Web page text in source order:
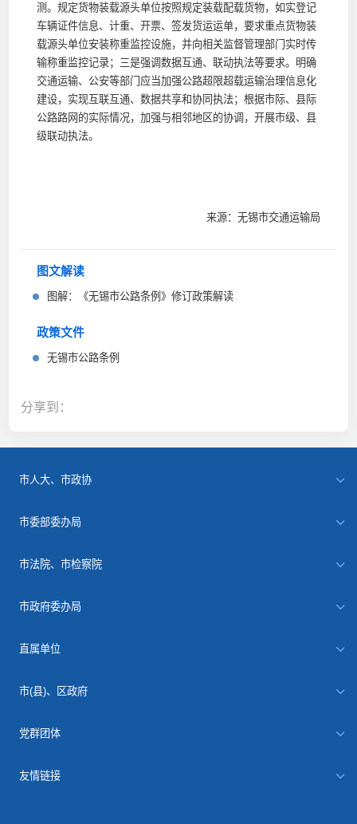
测。规定货物装载源头单位按照规定装载配载货物，如实登记
车辆证件信息、计重、开票、签发货运运单，要求重点货物装
载源头单位安装称重监控设施，并向相关监督管理部门实时传
输称重监控记录；三是强调数据互通、联动执法等要求。明确
交通运输、公安等部门应当加强公路超限超载运输治理信息化
建设，实现互联互通、数据共享和协同执法；根据市际、县际
公路路网的实际情况，加强与相邻地区的协调，开展市级、县
级联动执法。
来源：无锡市交通运输局
图文解读
图解：《无锡市公路条例》修订政策解读
政策文件
无锡市公路条例
分享到：
市人大、市政协
市委部委办局
市法院、市检察院
市政府委办局
直属单位
市(县)、区政府
党群团体
友情链接